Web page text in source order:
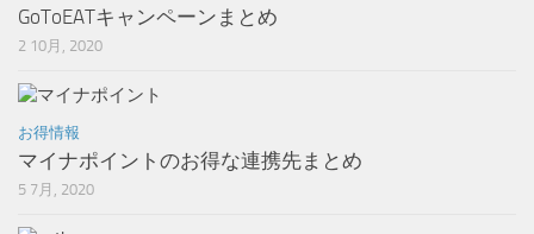
GoToEATキャンペーンまとめ
2 10月, 2020
お得情報
マイナポイントのお得な連携先まとめ
5 7月, 2020